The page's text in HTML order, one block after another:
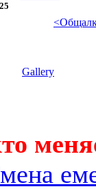
Gallery